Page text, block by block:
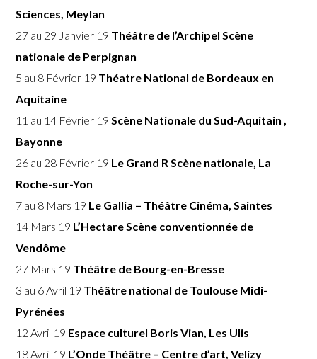
Sciences, Meylan
27 au 29 Janvier 19 Théâtre de l’Archipel Scène
nationale de Perpignan
5 au 8 Février 19 Théatre National de Bordeaux en
Aquitaine
11 au 14 Février 19Scène Nationale du Sud-Aquitain ,
Bayonne
26 au 28 Février 19 Le Grand R Scène nationale, La
Roche-sur-Yon
7 au 8 Mars 19 Le Gallia – Théâtre Cinéma, Saintes
14 Mars 19 L’Hectare Scène conventionnée de
Vendôme
27 Mars 19 Théâtre de Bourg-en-Bresse
3 au 6 Avril 19 Théâtre national de Toulouse Midi-
Pyrénées
12 Avril 19 Espace culturel Boris Vian, Les Ulis
18 Avril 19 L’Onde Théâtre – Centre d’art, Velizy